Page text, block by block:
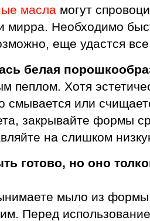
масла могут
и мирра. Необходимо
еще удастся
белая
пеплом. Хотя
смывается или
закрывайте формы
на слишком
готово, но оно
мыло из
Перед